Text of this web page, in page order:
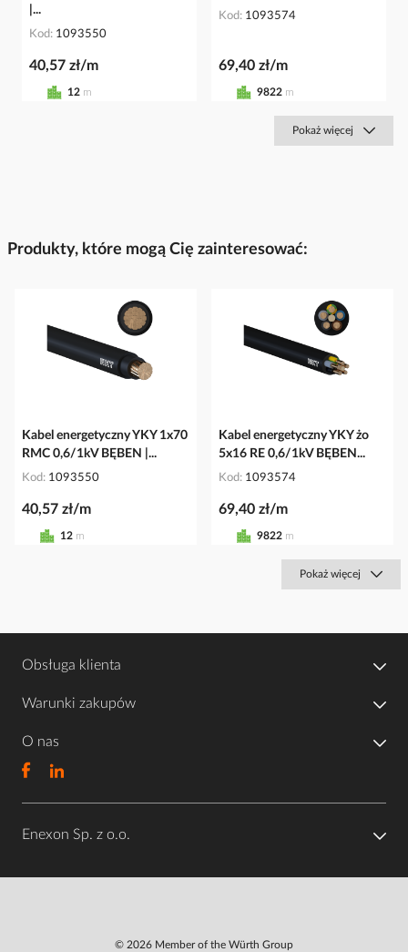
|...
Kod 1093550
40,57 zł/m
12 m
Kod 1093574
69,40 zł/m
9822 m
Pokaż więcej
Produkty, które mogą Cię zainteresować:
Kabel energetyczny YKY 1x70
RMC 0,6/1kV BĘBEN |...
Kod 1093550
40,57 zł/m
12 m
Kabel energetyczny YKY żo
5x16 RE 0,6/1kV BĘBEN...
Kod 1093574
69,40 zł/m
9822 m
Pokaż więcej
Obsługa klienta
Warunki zakupów
O nas
Enexon Sp. z o.o.
© 2026 Member of the Würth Group